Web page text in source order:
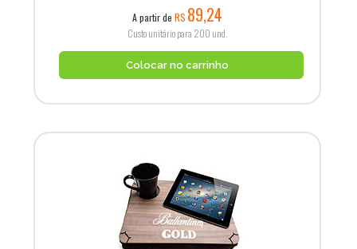
A partir de R$ 89,24
Custo unitário para 200 und.
Colocar no carrinho